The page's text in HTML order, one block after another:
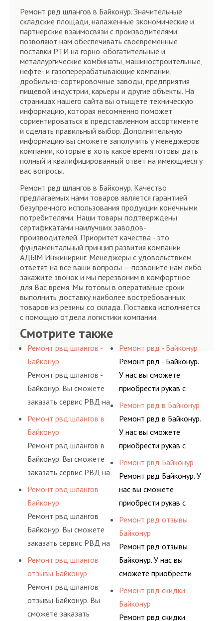
Ремонт рвд шлангов в Байконур. Значительные
складские площади, налаженные экономические и
партнерские взаимосвязи с производителями
позволяют нам обеспечивать своевременные
поставки РТИ на горно-обогатительные и
металлургические комбинаты, машиностроительные,
нефте- и газоперерабатывающие компании,
дробильно-сортировочные заводы, предприятия
пищевой индустрии, карьеры и другие объекты. На
страницах нашего сайта вы отыщете техническую
информацию, которая несомненно поможет
сориентироваться в представленном ассортименте
и сделать правильный выбор. Дополнительную
информацию вы сможете заполучить у менеджеров
компании, которые в хоть какое время готовы дать
полный и квалифицированный ответ на имеющиеся у
вас вопросы.
Ремонт рвд шлангов в Байконур. Качество
предлагаемых нами товаров является гарантией
безупречного использования продукции конечными
потребителями. Наши товары подтверждены
сертификатами наилучших заводов-
производителей. Приоритет качества - это
фундаментальный принцип развития компании
АДЫМ Инжиниринг. Менеджеры с удовольствием
ответят на все ваши вопросы — позвоните нам либо
закажите звонок и мы перезвоним в комфортное
для Вас время. Мы готовы в оперативные сроки
выполнить доставку наиболее востребованных
товаров из резины со склада. Поставка исполняется
с помощью отдела логистики компании.
Смотрите также
Ремонт рвд шлангов -
Байконур
Ремонт рвд шлангов -
Байконур. Вы сможете
заказать сервис РВД на
разовой основе либо на
условиях
долговременного
комплексного
обслуживания
предприятия.
Ремонт рвд шлангов в
Байконур
Ремонт рвд шлангов в
Байконур. Вы сможете
заказать сервис РВД на
разовой основе либо на
условиях
долговременного
комплексного
обслуживания
предприятия.
Ремонт рвд шлангов
Байконур
Ремонт рвд шлангов
Байконур. Вы сможете
заказать сервис РВД на
разовой основе либо на
условиях
долговременного
комплексного
обслуживания
Ремонт рвд шлангов
отзывы Байконур
Ремонт рвд шлангов
отзывы Байконур. Вы
сможете заказать
Ремонт рвд - Байконур
Ремонт рвд - Байконур.
У нас вы сможете
приобрести рукав с
разными фитингами и
комплектующими,
АДЫМ Инжиниринг
предлагает ремонт
давления. Ремонт
шлангов производится
ными спецами, которые
помогут решить любую
сложную задачу.
Ремонт рвд в Байконур
Ремонт рвд в Байконур.
У нас вы сможете
приобрести рукав с
разными фитингами и
комплектующими,
АДЫМ Инжиниринг
предлагает ремонт
давления. Ремонт
шлангов производится
высококвалифицирован
ными спецами, которые
помогут решить любую
сложную задачу.
Ремонт рвд Байконур
Ремонт рвд Байконур. У
нас вы сможете
приобрести рукав с
разными фитингами и
комплектующими,
АДЫМ Инжиниринг
предлагает ремонт
шлангов высокого
шлангов производится
высококвалифицирован
Ремонт рвд отзывы
Байконур
Ремонт рвд отзывы
Байконур. У нас вы
сможете приобрести
рукав с разными
фитингами и
комплектующими,
Ремонт рвд скидки
Байконур
Ремонт рвд скидки